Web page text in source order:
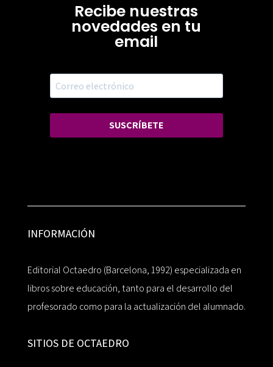
Recibe nuestras
novedades en tu
email
SUSCRÍBETE
INFORMACIÓN
Editorial Octaedro (Barcelona, 1992) especializada en
libros sobre educación, tanto para el desarrollo del
profesorado como para la actualización del alumnado.
SITIOS DE OCTAEDRO